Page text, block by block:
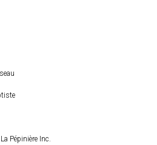
Pépinière Inc.